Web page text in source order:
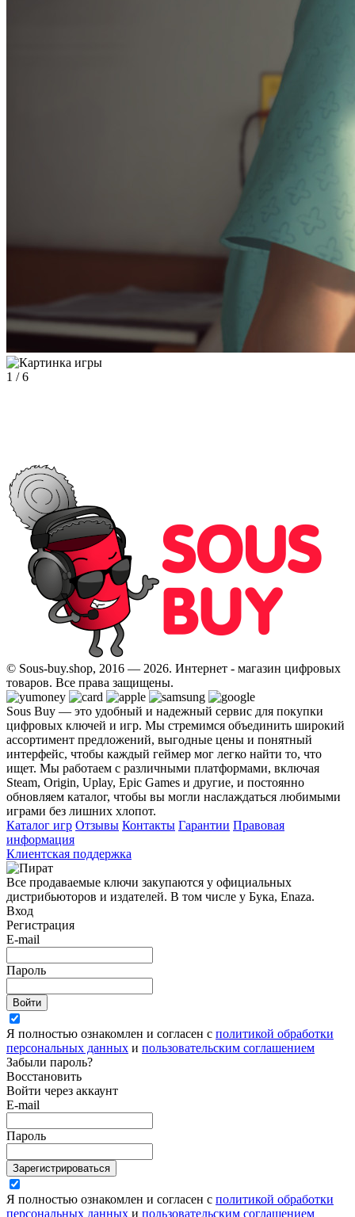
1 /6
© Sous-buy.shop, 2016 — 2026. Интернет - магазин цифровых
товаров. Все права защищены.
Sous Buy — это удобный и надежный сервис для покупки
цифровых ключей и игр. Мы стремимся объединить широкий
ассортимент предложений, выгодные цены и понятный
интерфейс, чтобы каждый геймер мог легко найти то, что
ищет. Мы работаем с различными платформами, включая
Steam, Origin, Uplay, Epic Games и другие, и постоянно
обновляем каталог, чтобы вы могли наслаждаться любимыми
играми без лишних хлопот.
Каталог игр Отзывы Контакты Гарантии Правовая
информация
Клиентская поддержка
Все продаваемые ключи закупаются у официальных
дистрибьюторов и издателей. В том числе у Бука, Enaza.
Вход
Регистрация
E-mail
Пароль
Войти
Я полностью ознакомлен и согласен с политикой обработки
персональных данных и пользовательским соглашением
Забыли пароль?
Восстановить
Войти через аккаунт
E-mail
Пароль
Зарегистрироваться
Я полностью ознакомлен и согласен с политикой обработки
персональных данных и пользовательским соглашением